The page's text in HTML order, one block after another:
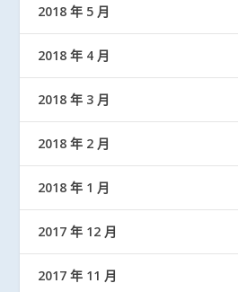
2018 年 5 月
2018 年 4 月
2018 年 3 月
2018 年 2 月
2018 年 1 月
2017 年 12 月
2017 年 11 月